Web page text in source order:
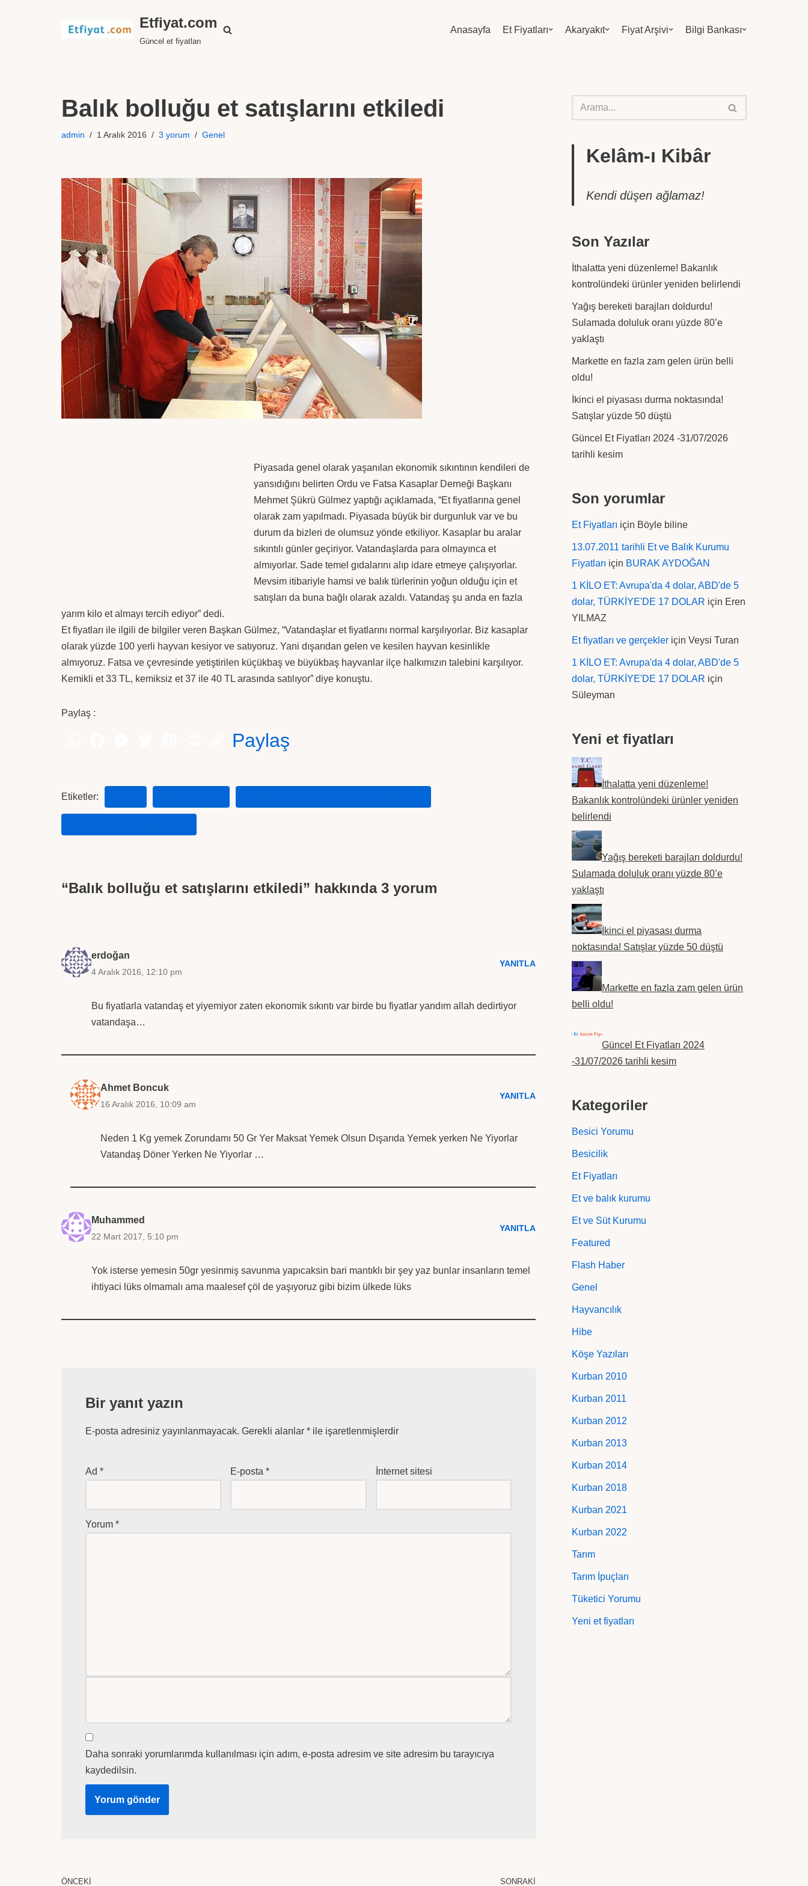
Etfiyat.com
Güncel et fiyatları
Anasayfa Et Fiyatları Akaryakıt Fiyat Arşivi Bilgi Bankası
Balık bolluğu et satışlarını etkiledi
admin 1 Aralık 2016 3 yorum Genel
Piyasada genel olarak yaşanılan ekonomik sıkıntının kendileri de
yansıdığını belirten Ordu ve Fatsa Kasaplar Derneği Başkanı
Mehmet Şükrü Gülmez yaptığı açıklamada, “Et fiyatlarına genel
olarak zam yapılmadı. Piyasada büyük bir durgunluk var ve bu
durum da bizleri de olumsuz yönde etkiliyor. Kasaplar bu aralar
sıkıntılı günler geçiriyor. Vatandaşlarda para olmayınca et
almıyorlar. Sade temel gıdalarını alıp idare etmeye çalışıyorlar.
Mevsim itibariyle hamsi ve balık türlerinin yoğun olduğu için et
satışları da buna bağlı olarak azaldı. Vatandaş şu anda en fazla
yarım kilo et almayı tercih ediyor” dedi.
Et fiyatları ile ilgili de bilgiler veren Başkan Gülmez, “Vatandaşlar et fiyatlarını normal karşılıyorlar. Biz kasaplar
olarak yüzde 100 yerli hayvan kesiyor ve satıyoruz. Yani dışarıdan gelen ve kesilen hayvan kesinlikle
almıyoruz. Fatsa ve çevresinde yetiştirilen küçükbaş ve büyükbaş hayvanlar ilçe halkımızın talebini karşılıyor.
Kemikli et 33 TL, kemiksiz et 37 ile 40 TL arasında satılıyor” diye konuştu.
Paylaş :
Paylaş
Etiketler:
“Balık bolluğu et satışlarını etkiledi” hakkında 3 yorum
erdoğan
4 Aralık 2016, 12:10 pm
YANITLA
Bu fiyatlarla vatandaş et yiyemiyor zaten ekonomik sıkıntı var birde bu fiyatlar yandım allah dedirtiyor
vatandaşa…
Ahmet Boncuk
16 Aralık 2016, 10:09 am
YANITLA
Neden 1 Kg yemek Zorundamı 50 Gr Yer Maksat Yemek Olsun Dışarıda Yemek yerken Ne Yiyorlar
Vatandaş Döner Yerken Ne Yiyorlar …
Muhammed
22 Mart 2017, 5:10 pm
YANITLA
Yok isterse yemesin 50gr yesinmiş savunma yapıcaksin bari mantıklı bir şey yaz bunlar insanların temel
ihtiyaci lüks olmamalı ama maalesef çöl de yaşıyoruz gibi bizim ülkede lüks
Bir yanıt yazın
E-posta adresiniz yayınlanmayacak. Gerekli alanlar * ile işaretlenmişlerdir
Ad * E-posta* İnternet sitesi
Yorum *
Daha sonraki yorumlarımda kullanılması için adım, e-posta adresim ve site adresim bu tarayıcıya
kaydedilsin.
ÖNCEKI SONRAKI
Kelâm-ı Kibâr
Kendi düşen ağlamaz!
Son Yazılar
İthalatta yeni düzenleme! Bakanlık
kontrolündeki ürünler yeniden belirlendi
Yağış bereketi barajları doldurdu!
Sulamada doluluk oranı yüzde 80’e
yaklaştı
Markette en fazla zam gelen ürün belli
oldu!
İkinci el piyasası durma noktasında!
Satışlar yüzde 50 düştü
Güncel Et Fiyatları 2024 -31/07/2026
tarihli kesim
Son yorumlar
Et Fiyatları için Böyle biline
13.07.2011 tarihli Et ve Balık Kurumu
Fiyatları için BURAK AYDOĞAN
1 KİLO ET: Avrupa'da 4 dolar, ABD'de 5
dolar, TÜRKİYE'DE 17 DOLAR için Eren
YILMAZ
Et fiyatları ve gerçekler için Veysi Turan
1 KİLO ET: Avrupa'da 4 dolar, ABD'de 5
dolar, TÜRKİYE'DE 17 DOLAR için
Süleyman
Yeni et fiyatları
İthalatta yeni düzenleme!
Bakanlık kontrolündeki ürünler yeniden
belirlendi
Yağış bereketi barajları doldurdu!
Sulamada doluluk oranı yüzde 80’e
yaklaştı
İkinci el piyasası durma
noktasında! Satışlar yüzde 50 düştü
Markette en fazla zam gelen ürün
belli oldu!
Güncel Et Fiyatları 2024
-31/07/2026 tarihli kesim
Kategoriler
Besici Yorumu
Besicilik
Et Fiyatları
Et ve balık kurumu
Et ve Süt Kurumu
Featured
Flash Haber
Genel
Hayvancılık
Hibe
Köşe Yazıları
Kurban 2010
Kurban 2011
Kurban 2012
Kurban 2013
Kurban 2014
Kurban 2018
Kurban 2021
Kurban 2022
Tarım
Tarım İpuçları
Tüketici Yorumu
Yeni et fiyatları